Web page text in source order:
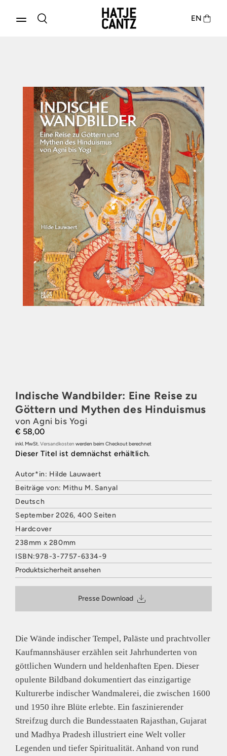
EN
Produkte entdecken
Indische Wandbilder: Eine Reise zu
Göttern und Mythen des Hinduismus
von Agni bis Yogi
€ 58,00
inkl. MwSt. Versandkosten werden beim Checkout berechnet
Dieser Titel ist demnächst erhältlich.
Autor*in: Hilde Lauwaert
Beiträge von: Mithu M. Sanyal
Deutsch
September 2026, 400 Seiten
Hardcover
238mm x 280mm
ISBN:978-3-7757-6334-9
Produktsicherheit ansehen
HATJE CANTZ VERLAG
Deutschland
Sicherheitshinweis entsprechend Art. 9 Abs. 7 S. 2 der
Presse Download
Die Wände indischer Tempel, Paläste und prachtvoller
Kaufmannshäuser erzählen seit Jahrhunderten von
göttlichen Wundern und heldenhaften Epen. Dieser
opulente Bildband dokumentiert das einzigartige
Kulturerbe indischer Wandmalerei, die zwischen 1600
und 1950 ihre Blüte erlebte. Ein faszinierender
Streifzug durch die Bundesstaaten Rajasthan, Gujarat
und Madhya Pradesh illustriert eine Welt voller
Legenden und tiefer Spiritualität. Anhand von rund